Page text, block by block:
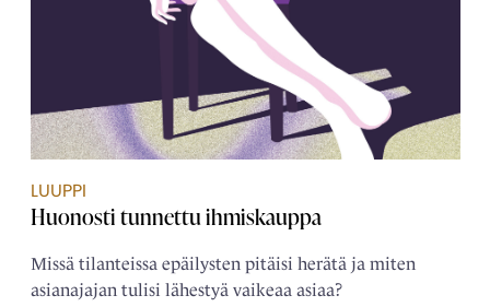
LUUPPI
Huonosti tunnettu ihmiskauppa
Missä tilanteissa epäilysten pitäisi herätä ja miten
asianajajan tulisi lähestyä vaikeaa asiaa?